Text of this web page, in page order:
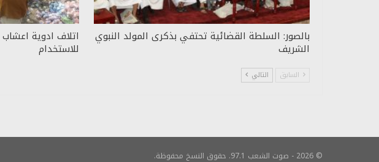
بالصور: السلطة القضائية تحتفي بذكرى المولد النبوي
الشريف
اتلاف ادوية
للاستخدام
السابق التالي
© 2026 - صوت الشعب 97.1. حقوق النسخ محفوظة.